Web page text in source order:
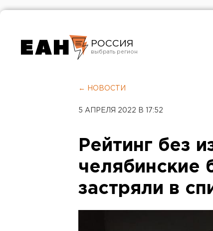
РОССИЯ
Челябинск
← НОВОСТИ
5 АПРЕЛЯ 2022 В 17:52
Рейтинг без
челябинские
застряли в